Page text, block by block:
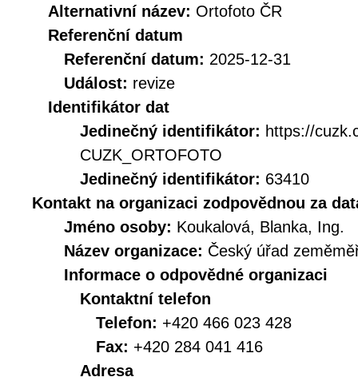
Alternativní název: Ortofoto ČR
Referenční datum
Referenční datum: 2025-12-31
Událost: revize
Identifikátor dat
Jedinečný identifikátor: https://
CUZK_ORTOFOTO
Jedinečný identifikátor: 63410
Kontakt na organizaci zodpovědnou za
Jméno osoby: Koukalová, Blanka, Ing.
Název organizace: Český úřad
Informace o odpovědné organizaci
Kontaktní telefon
Telefon: +420 466 023 428
Fax: +420 284 041 416
Adresa